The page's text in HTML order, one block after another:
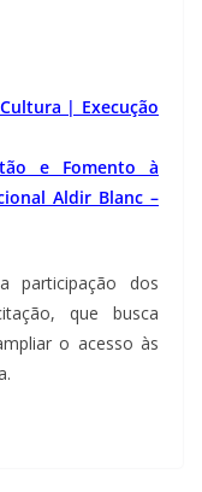
| Execução
e Fomento à
Aldir Blanc –
participação dos
que busca
o acesso às